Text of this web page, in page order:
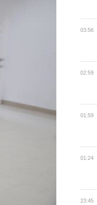
03:56
02:59
01:59
01:24
23:45